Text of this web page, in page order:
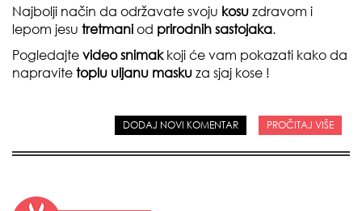
Najbolji način da održavate svoju kosu zdravom i
lepom jesu tretmaniod prirodnih sastojaka.
Pogledajte video snimak koji će vam pokazati kako da
napravite toplu uljanu masku za sjaj kose !
DODAJ NOVI KOMENTAR PROČITAJ VIŠE